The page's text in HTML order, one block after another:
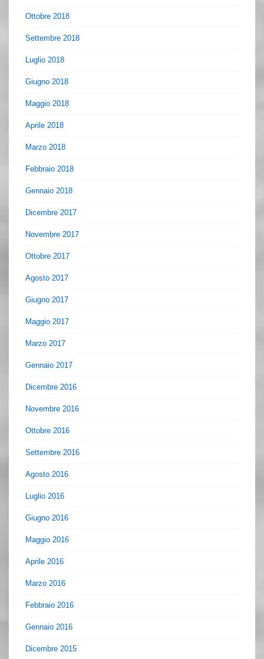
Ottobre 2018
Settembre 2018
Luglio 2018
Giugno 2018
Maggio 2018
Aprile 2018
Marzo 2018
Febbraio 2018
Gennaio 2018
Dicembre 2017
Novembre 2017
Ottobre 2017
Agosto 2017
Giugno 2017
Maggio 2017
Marzo 2017
Gennaio 2017
Dicembre 2016
Novembre 2016
Ottobre 2016
Settembre 2016
Agosto 2016
Luglio 2016
Giugno 2016
Maggio 2016
Aprile 2016
Marzo 2016
Febbraio 2016
Gennaio 2016
Dicembre 2015